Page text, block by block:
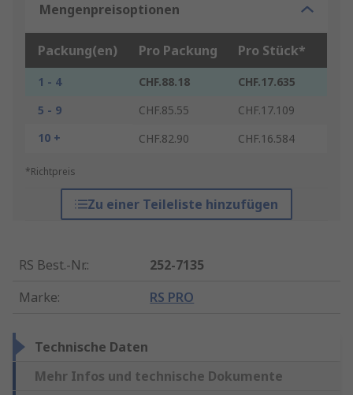
Mengenpreisoptionen
Packung(en) Pro Packung Pro Stück*
1 - 4 CHF.88.18
CHF.17.635
5 - 9
CHF.85.55
CHF.17.109
10 +
CHF.82.90 CHF.16.584
*Richtpreis
Zu einer Teileliste hinzufügen
RS Best.-Nr.:
252-7135
Marke: RS PRO
Technische Daten
Mehr Infos und technische Dokumente